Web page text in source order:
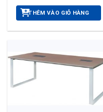
THÊM VÀO GIỎ HÀNG